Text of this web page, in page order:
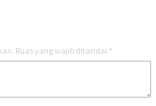
Ruas yang wajib ditandai *